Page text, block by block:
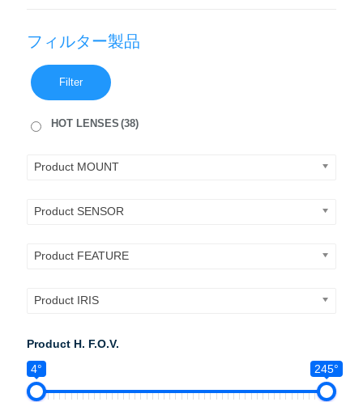
フィルター製品
Filter
HOT LENSES (38)
Product MOUNT
Product SENSOR
Product FEATURE
Product IRIS
Product H. F.O.V.
4°
245°